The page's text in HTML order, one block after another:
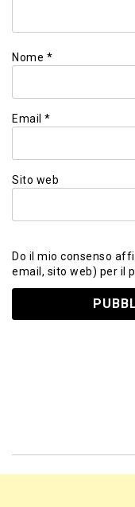
Nome *
Email *
Sito web
Do il mio consenso
email, sito web) per il